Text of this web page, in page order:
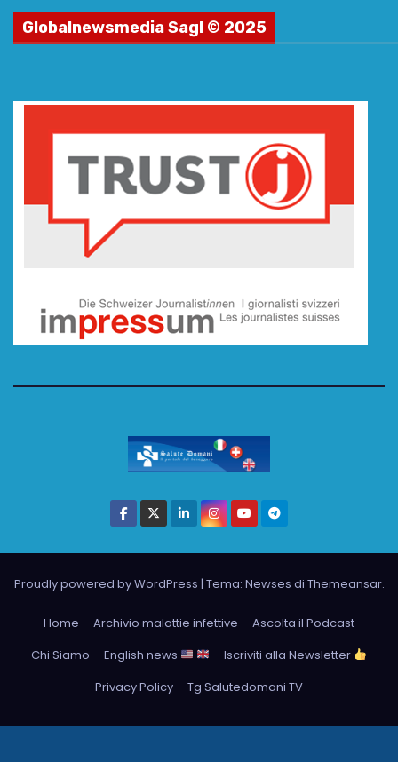
Globalnewsmedia Sagl © 2025
Proudly powered by WordPress | Tema: Newses di Themeansar.
Home Archivio malattie infettive
Ascolta il Podcast
Chi Siamo
English news
Iscriviti alla Newsletter
Privacy Policy
Tg Salutedomani TV